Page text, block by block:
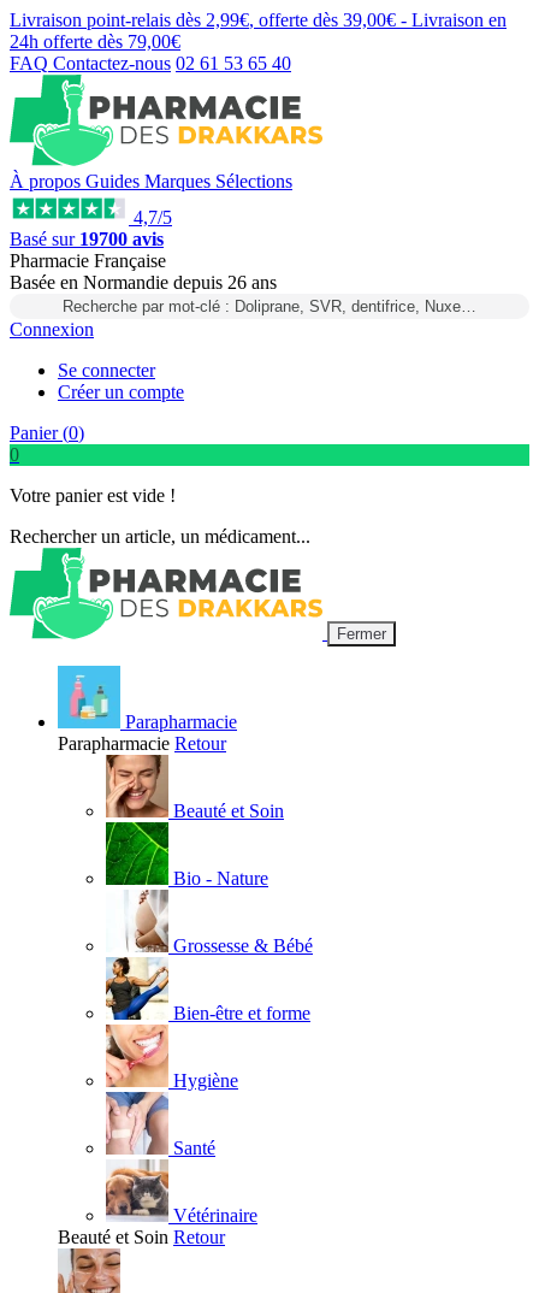
Livraison point-relais dès 2,99€, offerte dès 39,00€ - Livraison en
24h offerte dès 79,00€
FAQ Contactez-nous 02 61 53 65 40
À propos Guides Marques Sélections
4,7/5
Basé sur 19700 avis
Pharmacie Française
Basée en Normandie depuis 26 ans
Recherche par mot-clé : Doliprane, SVR, dentifrice, Nuxe…
Connexion
Se connecter
Créer un compte
Panier (0)
0
Votre panier est vide !
Rechercher un article, un médicament...
Fermer
Parapharmacie
Parapharmacie Retour
Beauté et Soin
Bio - Nature
Grossesse & Bébé
Bien-être et forme
Hygiène
Santé
Vétérinaire
Beauté et Soin Retour